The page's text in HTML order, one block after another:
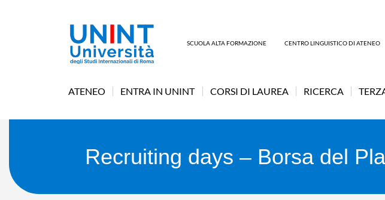
SCUOLA ALTA FORMAZIONE CENTRO LINGUISTICO DI ATENEO
ATENEO ENTRA IN UNINT CORSI DI LAUREA RICERCA
Recruiting days – Borsa del